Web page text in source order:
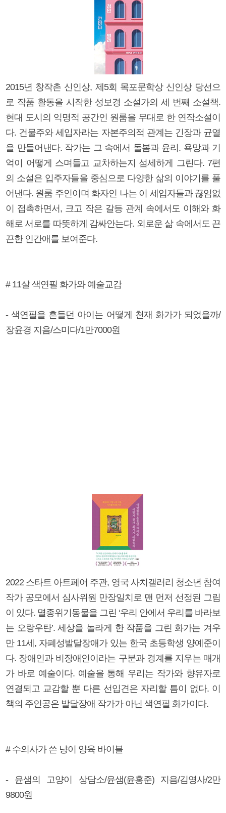
2015년 창작촌 신인상, 제5회 목포문학상 신인상 당선으
로 작품 활동을 시작한 성보경 소설가의 세 번째 소설책.
현대 도시의 익명적 공간인 원룸을 무대로 한 연작소설이
다. 건물주와 세입자라는 자본주의적 관계는 긴장과 균열
을 만들어낸다. 작가는 그 속에서 돌봄과 윤리. 욕망과 기
억이 어떻게 스며들고 교차하는지 섬세하게 그린다. 7편
의 소설은 입주자들을 중심으로 다양한 삶의 이야기를 풀
어낸다. 원룸 주인이며 화자인 나는 이 세입자들과 끊임없
이 접촉하면서, 크고 작은 갈등 관계 속에서도 이해와 화
해로 서로를 따뜻하게 감싸안는다. 외로운 삶 속에서도 끈
끈한 인간애를 보여준다.
# 11살 색연필 화가와 예술교감
- 색연필을 흔들던 아이는 어떻게 천재 화가가 되었을까/
장윤경 지음/스미다/1만7000원
2022 스타트 아트페어 주관, 영국 사치갤러리 청소년 참여
작가 공모에서 심사위원 만장일치로 맨 먼저 선정된 그림
이 있다. 멸종위기동물을 그린 ‘우리 안에서 우리를 바라보
는 오랑우탄’. 세상을 놀라게 한 작품을 그린 화가는 겨우
만 11세, 자폐성발달장애가 있는 한국 초등학생 양예준이
다. 장애인과 비장애인이라는 구분과 경계를 지우는 매개
가 바로 예술이다. 예술을 통해 우리는 작가와 향유자로
연결되고 교감할 뿐 다른 선입견은 자리할 틈이 없다. 이
책의 주인공은 발달장애 작가가 아닌 색연필 화가이다.
# 수의사가 쓴 냥이 양육 바이블
- 윤샘의 고양이 상담소/윤샘(윤홍준) 지음/김영사/2만
9800원